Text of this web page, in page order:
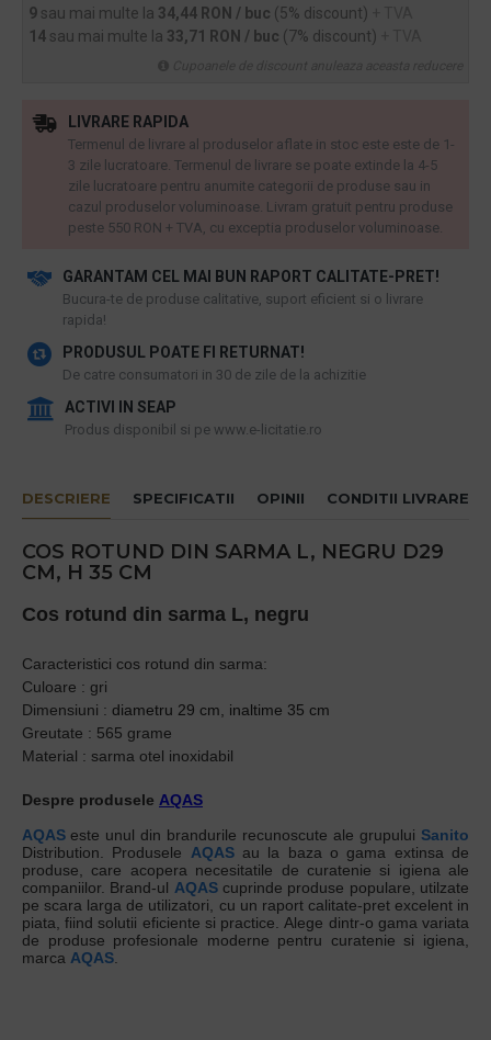
9 sau mai multe la 34,44 RON / buc (5% discount)
14 sau mai multe la 33,71 RON / buc (7% discount)
GARANTAM CEL MAI BUN RAPORT CALITATE-PRET!
​Bucura-te de produse calitative, suport eficient si o livrare
rapida!
PRODUSUL POATE FI RETURNAT!
De catre consumatori in 30 de zile de la achizitie
ACTIVI IN SEAP
Produs disponibil si pe www.e-licitatie.ro
LIVRARE RAPIDA
Termenul de livrare al produselor aflate in stoc este este de 1-
3 zile lucratoare. Termenul de livrare se poate extinde la 4-5
zile lucratoare pentru anumite categorii de produse sau in
cazul produselor voluminoase. Livram gratuit pentru produse
peste 550 RON + TVA, cu exceptia produselor voluminoase.
DESCRIERE SPECIFICATII OPINII CONDITII LIVRARE
COS ROTUND DIN SARMA L, NEGRU D29
CM, H 35 CM
Cos rotund din sarma L, negru
Caracteristici cos rotund din sarma:
Culoare : gri
Dimensiuni : diametru 29 cm, inaltime 35 cm
Greutate : 565 grame
Material : sarma otel inoxidabil
Despre produsele AQAS
AQAS este unul din brandurile recunoscute ale grupului Sanito
Distribution. Produsele AQASau la baza o gama extinsa de
produse, care acopera necesitatile de curatenie si igiena ale
companiilor. Brand-ul AQAScuprinde produse populare, utilzate
pe scara larga de utilizatori, cu un raport calitate-pret excelent in
piata, fiind solutii eficiente si practice. Alege dintr-o gama variata
de produse profesionale moderne pentru curatenie si igiena,
marca AQAS